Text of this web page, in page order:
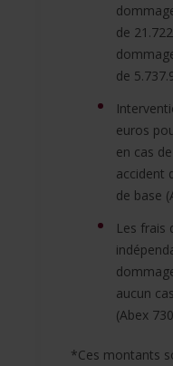
de
de
euros
en cas
accident
de base
Les frais
aucun
(Abex
*Ces montants